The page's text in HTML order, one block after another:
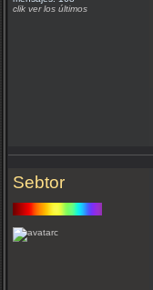
clik ver los últimos
Sebtor